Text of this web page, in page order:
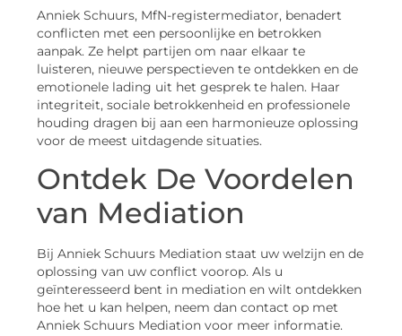
Anniek Schuurs, MfN-registermediator, benadert
conflicten met een persoonlijke en betrokken
aanpak. Ze helpt partijen om naar elkaar te
luisteren, nieuwe perspectieven te ontdekken en de
emotionele lading uit het gesprek te halen. Haar
integriteit, sociale betrokkenheid en professionele
houding dragen bij aan een harmonieuze oplossing
voor de meest uitdagende situaties.
Ontdek De Voordelen
van Mediation
Bij Anniek Schuurs Mediation staat uw welzijn en de
oplossing van uw conflict voorop. Als u
geïnteresseerd bent in mediation en wilt ontdekken
hoe het u kan helpen, neem dan contact op met
Anniek Schuurs Mediation voor meer informatie.